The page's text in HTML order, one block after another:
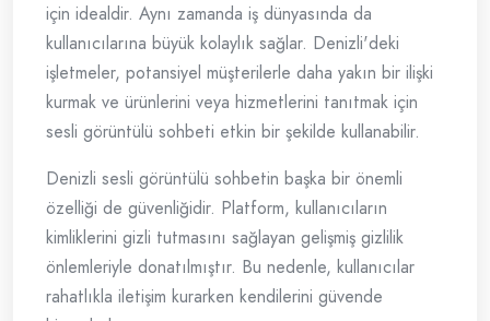
için idealdir. Aynı zamanda iş dünyasında da
kullanıcılarına büyük kolaylık sağlar. Denizli'deki
işletmeler, potansiyel müşterilerle daha yakın bir ilişki
kurmak ve ürünlerini veya hizmetlerini tanıtmak için
sesli görüntülü sohbeti etkin bir şekilde kullanabilir.
Denizli sesli görüntülü sohbetin başka bir önemli
özelliği de güvenliğidir. Platform, kullanıcıların
kimliklerini gizli tutmasını sağlayan gelişmiş gizlilik
önlemleriyle donatılmıştır. Bu nedenle, kullanıcılar
rahatlıkla iletişim kurarken kendilerini güvende